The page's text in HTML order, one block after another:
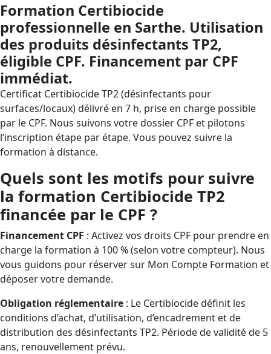
Formation Certibiocide
professionnelle en Sarthe. Utilisation
des produits désinfectants TP2,
éligible CPF. Financement par CPF
immédiat.
Certificat Certibiocide TP2 (désinfectants pour
surfaces/locaux) délivré en 7 h, prise en charge possible
par le CPF. Nous suivons votre dossier CPF et pilotons
l’inscription étape par étape. Vous pouvez suivre la
formation à distance.
Quels sont les motifs pour suivre
la formation Certibiocide TP2
financée par le CPF ?
Financement CPF : Activez vos droits CPF pour prendre en
charge la formation à 100 % (selon votre compteur). Nous
vous guidons pour réserver sur Mon Compte Formation et
déposer votre demande.
Obligation réglementaire : Le Certibiocide définit les
conditions d’achat, d’utilisation, d’encadrement et de
distribution des désinfectants TP2. Période de validité de 5
ans, renouvellement prévu.